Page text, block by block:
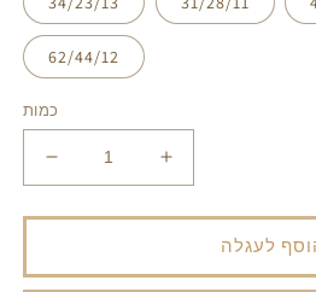
62/44/12
כמות
את
הכמות
קופסה
הגדל
את
הכמות
קופסה
לעגלה